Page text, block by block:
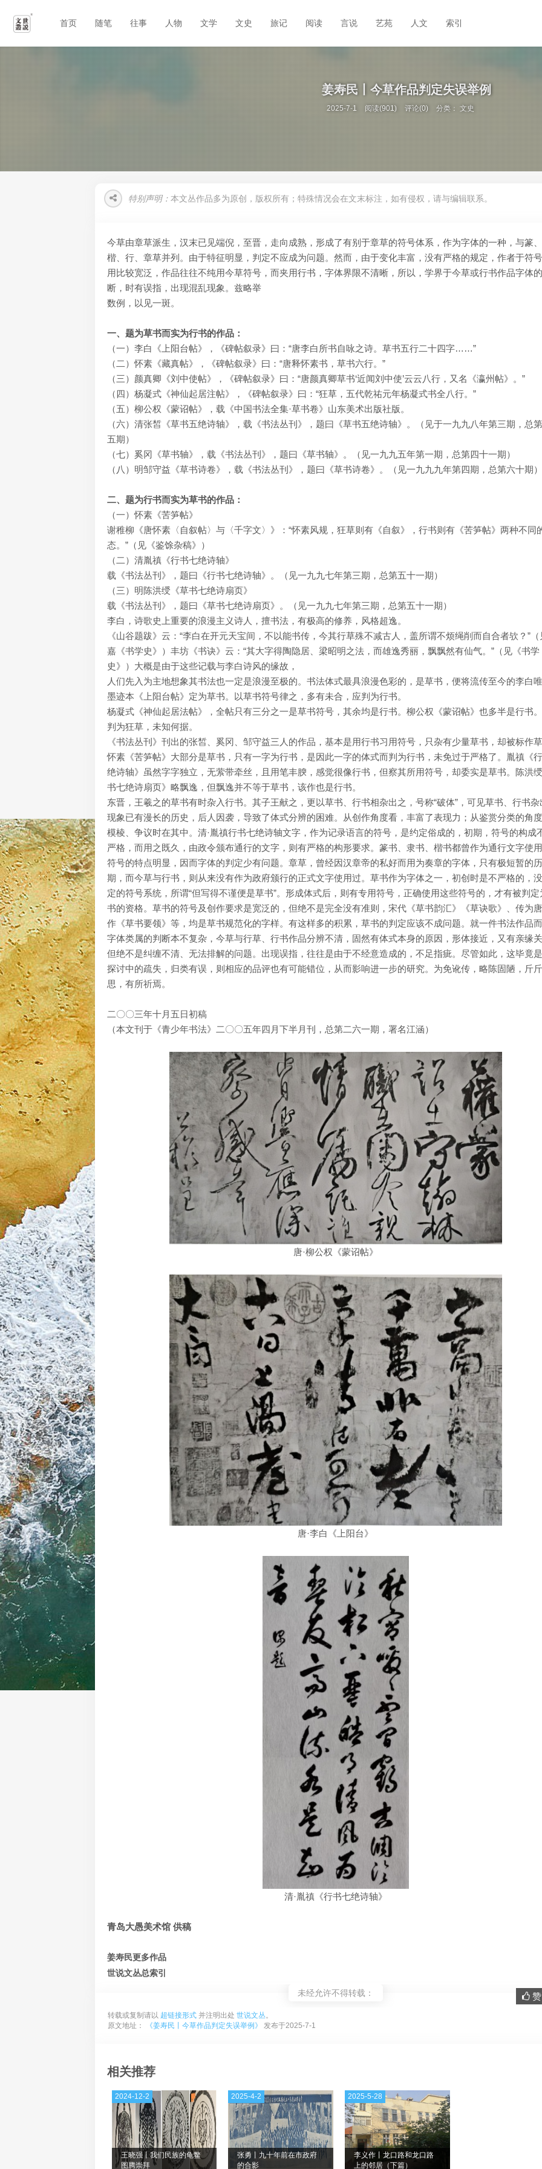
首页 随笔 往事 人物 文学 文史 旅记 阅读 言说 艺苑 人文 索引
姜寿民丨今草作品判定失误举例
2025-7-1 阅读(901) 评论(0) 分类：文史
特别声明： 本文丛作品多为原创，版权所有；特殊情况会在文末标注，如有侵权，请与编辑联系。
今草由章草派生，汉末已见端倪，至晋，走向成熟，形成了有别于章草的符号体系，作为字体的一种，与篆、
楷、行、章草并列。由于特征明显，判定不应成为问题。然而，由于变化丰富，没有严格的规定，作者于符
用比较宽泛，作品往往不纯用今草符号，而夹用行书，字体界限不清晰，所以，学界于今草或行书作品字体的
断，时有误指，出现混乱现象。兹略举
数例，以见一斑。
一、题为草书而实为行书的作品：
（一）李白《上阳台帖》，《碑帖叙录》曰：“唐李白所书自咏之诗。草书五行二十四字……”
（二）怀素《藏真帖》，《碑帖叙录》曰：“唐释怀素书，草书六行。”
（三）颜真卿《刘中使帖》，《碑帖叙录》曰：“唐颜真卿草书‘近闻刘中使’云云八行，又名《瀛州帖》。”
（四）杨凝式《神仙起居注帖》，《碑帖叙录》曰：“狂草，五代乾祐元年杨凝式书全八行。”
（五）柳公权《蒙诏帖》，载《中国书法全集·草书卷》山东美术出版社版。
（六）清张皙《草书五绝诗轴》，载《书法丛刊》，题曰《草书五绝诗轴》。（见于一九九八年第三期，总
五期）
（七）奚冈《草书轴》，载《书法丛刊》，题曰《草书轴》。（见一九九五年第一期，总第四十一期）
（八）明邹守益《草书诗卷》，载《书法丛刊》，题曰《草书诗卷》。（见一九九九年第四期，总第六十期）
二、题为行书而实为草书的作品：
（一）怀素《苦笋帖》
谢稚柳《唐怀素〈自叙帖〉与〈千字文〉》：“怀素风规，狂草则有《自叙》，行书则有《苦笋帖》两种不同
态。”（见《鉴馀杂稿》）
（二）清胤禛《行书七绝诗轴》
载《书法丛刊》，题曰《行书七绝诗轴》。（见一九九七年第三期，总第五十一期）
（三）明陈洪绶《草书七绝诗扇页》
载《书法丛刊》，题曰《草书七绝诗扇页》。（见一九九七年第三期，总第五十一期）
李白，诗歌史上重要的浪漫主义诗人，擅书法，有极高的修养，风格超逸。
《山谷题跋》云：“李白在开元天宝间，不以能书传，今其行草殊不减古人，盖所谓不烦绳削而自合者欤？”（
嘉《书学史》）丰坊《书诀》云：“其大字得陶隐居、梁昭明之法，而雄逸秀丽，飘飘然有仙气。”（见《书学
史》）大概是由于这些记载与李白诗风的缘故，
人们先入为主地想象其书法也一定是浪漫至极的。书法体式最具浪漫色彩的，是草书，便将流传至今的李白
墨迹本《上阳台帖》定为草书。以草书符号律之，多有未合，应判为行书。
杨凝式《神仙起居法帖》，全帖只有三分之一是草书符号，其余均是行书。柳公权《蒙诏帖》也多半是行书
判为狂草，未知何据。
《书法丛刊》刊出的张皙、奚冈、邹守益三人的作品，基本是用行书习用符号，只杂有少量草书，却被标作草
怀素《苦笋帖》大部分是草书，只有一字为行书，是因此一字的体式而判为行书，未免过于严格了。胤禛《
绝诗轴》虽然字字独立，无萦带牵丝，且用笔丰腴，感觉很像行书，但察其所用符号，却委实是草书。陈洪
书七绝诗扇页》略飘逸，但飘逸并不等于草书，该作也是行书。
东晋，王羲之的草书有时杂入行书。其子王献之，更以草书、行书相杂出之，号称“破体”，可见草书、行书杂
现象已有漫长的历史，后人因袭，导致了体式分辨的困难。从创作角度看，丰富了表现力；从鉴赏分类的角度
模棱、争议时在其中。清·胤禛行书七绝诗轴文字，作为记录语言的符号，是约定俗成的，初期，符号的构成
严格，而用之既久，由政令颁布通行的文字，则有严格的构形要求。篆书、隶书、楷书都曾作为通行文字使用
符号的特点明显，因而字体的判定少有问题。章草，曾经因汉章帝的私好而用为奏章的字体，只有极短暂的
期，而今草与行书，则从来没有作为政府颁行的正式文字使用过。草书作为字体之一，初创时是不严格的，
定的符号系统，所谓“但写得不谨便是草书”。形成体式后，则有专用符号，正确使用这些符号的，才有被判定
书的资格。草书的符号及创作要求是宽泛的，但绝不是完全没有准则，宋代《草书韵汇》《草诀歌》、传为
作《草书要领》等，均是草书规范化的字样。有这样多的积累，草书的判定应该不成问题。就一件书法作品而
字体类属的判断本不复杂，今草与行草、行书作品分辨不清，固然有体式本身的原因，形体接近，又有亲缘关
但绝不是纠缠不清、无法排解的问题。出现误指，往往是由于不经意造成的，不足指疵。尽管如此，这毕竟
探讨中的疏失，归类有误，则相应的品评也有可能错位，从而影响进一步的研究。为免讹传，略陈固陋，斤
思，有所祈焉。
二〇〇三年十月五日初稿
（本文刊于《青少年书法》二〇〇五年四月下半月刊，总第二六一期，署名江涵）
唐·柳公权《蒙诏帖》
唐·李白《上阳台》
清·胤禛《行书七绝诗轴》
青岛大愚美术馆 供稿
姜寿民更多作品
世说文丛总索引
未经允许不得转载：
转载或复制请以 超链接形式 并注明出处 世说文丛。
原文地址：
《姜寿民丨今草作品判定失误举例》 发布于2025-7-1
相关推荐
王晓强丨我们民族的龟鳖
图腾崇拜
2024-12-2
张勇丨九十年前在市政府
的合影
2025-4-2
李义作丨龙口路和龙口路
上的邻居（下篇）
2025-5-28